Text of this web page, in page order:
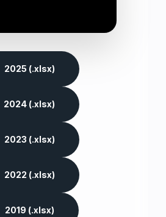
2025 (.xlsx)
2024 (.xlsx)
2023 (.xlsx)
2022 (.xlsx)
2019 (.xlsx)